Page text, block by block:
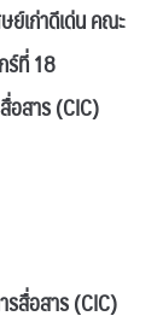
เก่าดีเด่น คณะ
ร์ที่ 18
สาร (CIC)
สื่อสาร (CIC)